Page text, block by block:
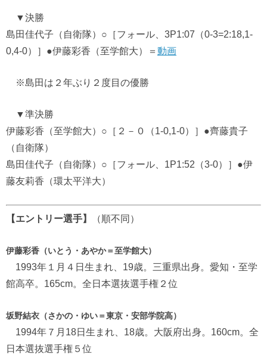
▼決勝
島田佳代子（自衛隊）○［フォール、3P1:07（0-3=2:18,1-
0,4-0）］●伊藤彩香（至学館大）＝ 動画
※島田は２年ぶり２度目の優勝
▼準決勝
伊藤彩香（至学館大）○［２－０（1-0,1-0）］●齊藤貴子
（自衛隊）
島田佳代子（自衛隊）○［フォール、1P1:52（3-0）］●伊
藤友莉香（環太平洋大）
【エントリー選手】 （順不同）
伊藤彩香（いとう・あやか＝至学館大）
1993年１月４日生まれ、19歳。三重県出身。愛知・至学
館高卒。165cm。全日本選抜選手権２位
坂野結衣（さかの・ゆい＝東京・安部学院高）
1994年７月18日生まれ、18歳。大阪府出身。160cm。全
日本選抜選手権５位